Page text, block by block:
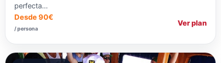
perfecta…
Desde 90€
/ persona
Ver plan